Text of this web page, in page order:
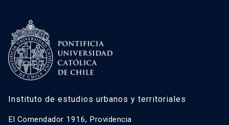
Instituto de estudios urbanos y territoriales
El Comendador 1916, Providencia